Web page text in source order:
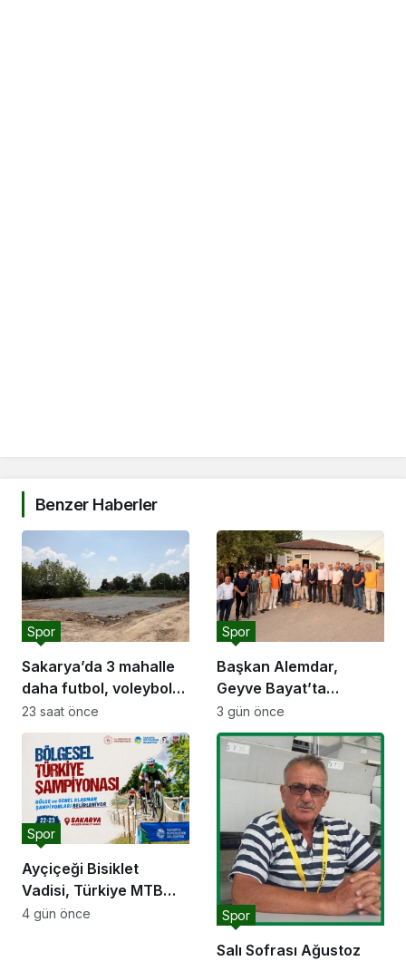
Benzer Haberler
Sakarya’da 3 mahalle
daha futbol, voleybol
ve basketbol sahasına
kavuşuyor
Spor
23 saat önce
Başkan Alemdar,
Geyve Bayat’ta
hemşehrileriyle
buluştu: “Gençlik ve
spor yatırımlarını
hayata geçirmeye
devam edeceğiz”
Spor
3 gün önce
Ayçiçeği Bisiklet
Vadisi, Türkiye MTB
Şampiyonası’na ev
Spor
4 gün önce
Salı Sofrası Ağustoz
Spor